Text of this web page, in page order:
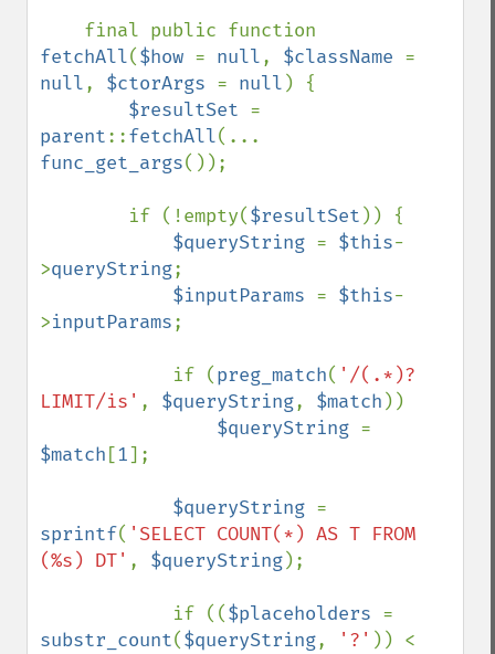
fetchAll($how = null, $className
null, $ctorArgs = null ) {
$resultSet
parent::fetchAll
func_get_args());
        if (!empty(
$resultSet )) {
$queryString = $this-
>queryString;
$inputParams = $this-
>inputParams;
            if (
preg_match( '/(.*)?
LIMIT/is' , $queryString, $match ))
$queryString
$match [1];
$queryString
sprintf( 'SELECT COUNT(*) AS T FROM
(%s) DT' , $queryString);
            if ((
$placeholders
substr_count($queryString, '?'